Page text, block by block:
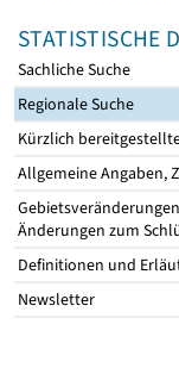
STATISTISCHE
Sachliche Suche
Regionale Suche
Kürzlich
Allgemeine Angaben,
Änderungen zum
Definitionen und
Newsletter